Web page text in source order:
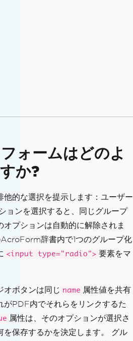
ォームはどのよ
か?
他的な選択を提示します：ユーザー
ョンを選択すると、同じグループ
プションは自動的に解除されま
辞書内で1つのグループ化
<input type="radio"> 要素をマ
オボタンは同じ name 属性値を共有
がPDF内でそれらをリンクするた
属性は、そのオプションが選択さ
を保存するかを決定します。 グル